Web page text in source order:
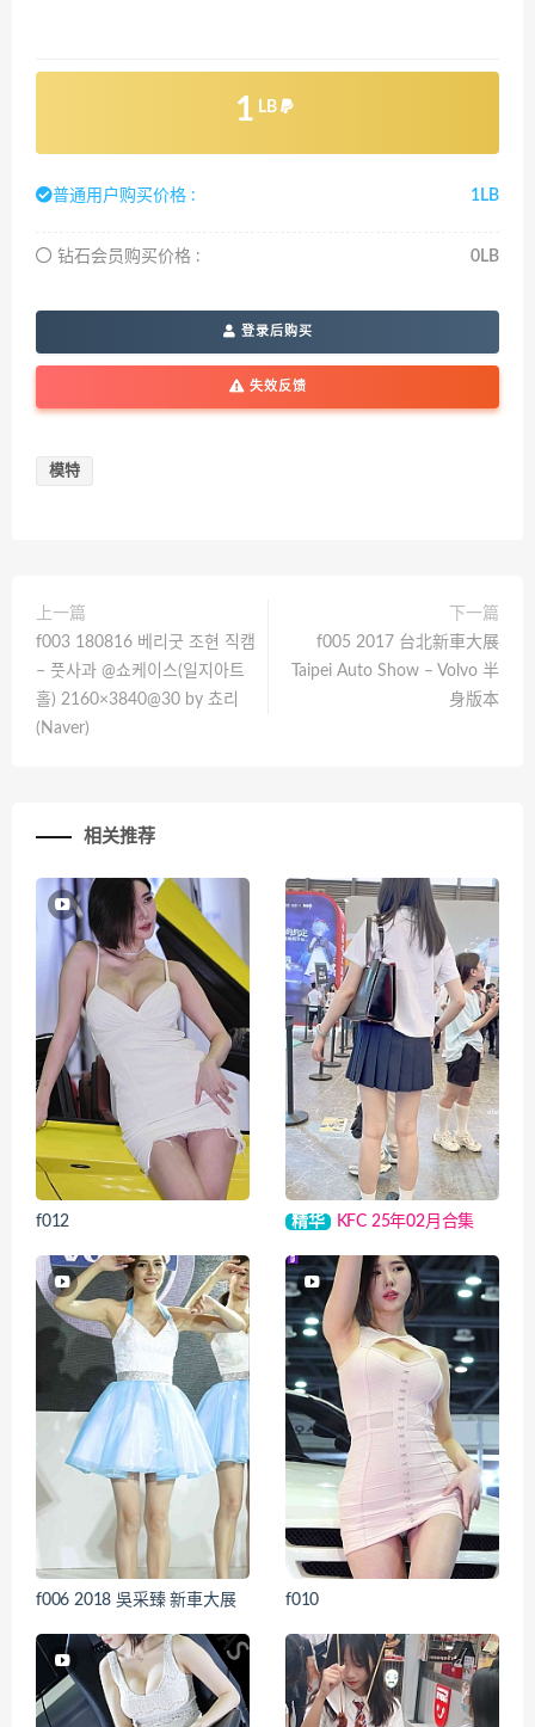
1 LB
普通用户购买价格 : 1LB
钻石会员购买价格 : 0LB
登录后购买
失效反馈
模特
上一篇
f003 180816 베리굿 조현 직캠
– 풋사과 @쇼케이스(일지아트
홀) 2160×3840@30 by 쵸리
(Naver)
下一篇
f005 2017 台北新車大展
Taipei Auto Show – Volvo 半
身版本
相关推荐
f012 精华 KFC 25年02月合集
f006 2018 吳采臻 新車大展 f010